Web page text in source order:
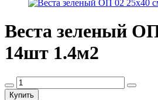
Веста зеленый
14шт 1.4м2